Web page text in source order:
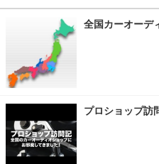
全国カーオーデ
プロショップ訪